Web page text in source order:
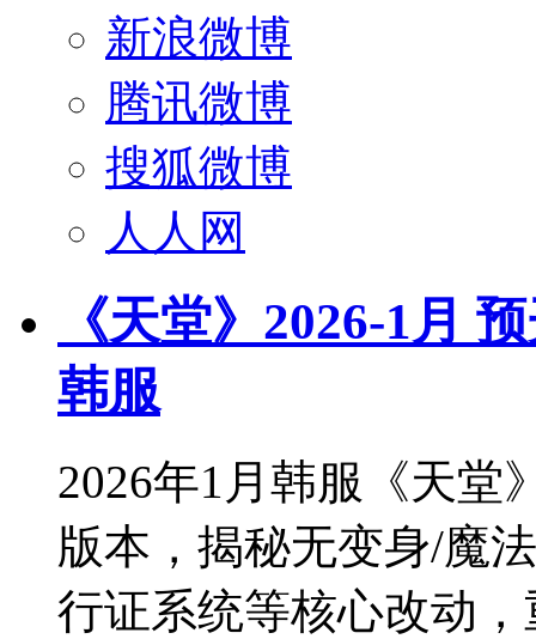
新浪微博
腾讯微博
搜狐微博
人人网
《天堂》2026-1月
韩服
2026年1月韩服《天堂
版本，揭秘无变身/魔
行证系统等核心改动